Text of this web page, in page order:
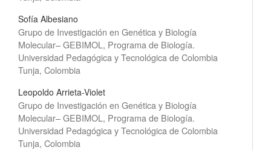
Sofía Albesiano
Grupo de Investigación en Genética y Biología
Molecular– GEBIMOL, Programa de Biología.
Universidad Pedagógica y Tecnológica de Colombia
Tunja, Colombia
Leopoldo Arrieta-Violet
Grupo de Investigación en Genética y Biología
Molecular– GEBIMOL, Programa de Biología.
Universidad Pedagógica y Tecnológica de Colombia
Tunja, Colombia